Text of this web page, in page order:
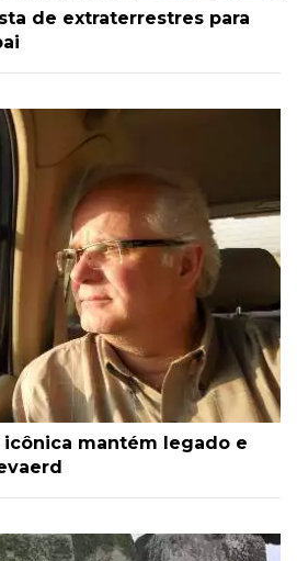
de extraterrestres para
mantém legado e